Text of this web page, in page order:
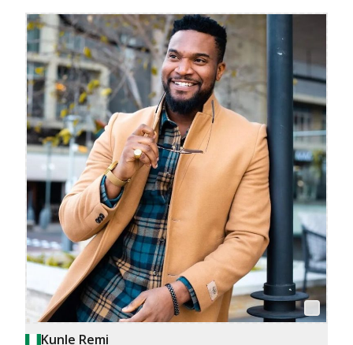
Kunle Remi